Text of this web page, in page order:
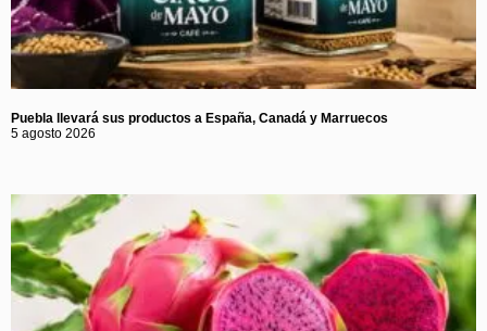
Puebla llevará sus productos a España, Canadá y Marruecos
5 agosto 2026